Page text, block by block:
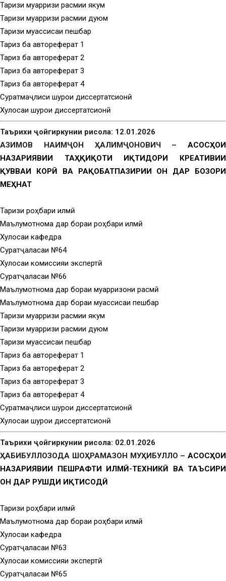
Тақризи муқарризи расмии якум
Тақризи муқарризи расмии дуюм
Тақризи муассисаи пешбар
Тақриз ба автореферат 1
Тақриз ба автореферат 2
Тақриз ба автореферат 3
Тақриз ба автореферат 4
Суратмаҷлиси шурои диссертатсионӣ
Хулосаи шурои диссертатсионӣ
Таърихи ҷойгиркунии рисола: 12.01.2026
АЗИМОВ НАИМҶОН ҲАЛИМҶОНОВИЧ – АСОСҲОИ
НАЗАРИЯВИИ ТАҲҚИҚОТИ ИҚТИДОРИ КРЕАТИВИИ
ҚУВВАИ КОРӢ ВА РАҚОБАТПАЗИРИИ ОН ДАР БОЗОРИ
МЕҲНАТ
Тақризи роҳбари илмӣ
Маълумотнома дар бораи роҳбари илмӣ
Хулосаи кафедра
Суратҷаласаи №64
Хулосаи комиссияи экспертӣ
Суратҷаласаи №66
Маълумотнома дар бораи муқарризони расмӣ
Маълумотнома дар бораи муассисаи пешбар
Тақризи муқарризи расмии якум
Тақризи муқарризи расмии дуюм
Тақризи муассисаи пешбар
Тақриз ба автореферат 1
Тақриз ба автореферат 2
Тақриз ба автореферат 3
Тақриз ба автореферат 4
Суратмаҷлиси шурои диссертатсионӣ
Хулосаи шурои диссертатсионӣ
Таърихи ҷойгиркунии рисола: 02.01.2026
ҲАБИБУЛЛОЗОДА ШОҲРАМАЗОН МУҲИБУЛЛО – АСОСҲОИ
НАЗАРИЯВИИ ПЕШРАФТИ ИЛМӢ-ТЕХНИКӢ ВА ТАЪСИРИ
ОН ДАР РУШДИ ИҚТИСОДӢ
Тақризи роҳбари илмӣ
Маълумотнома дар бораи роҳбари илмӣ
Хулосаи кафедра
Суратҷаласаи №63
Хулосаи комиссияи экспертӣ
Суратҷаласаи №65